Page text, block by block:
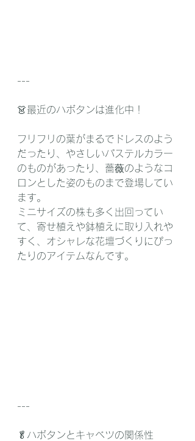
---
👗最近のハボタンは進化中！
フリフリの葉がまるでドレスのよう
だったり、やさしいパステルカラー
のものがあったり、薔薇のようなコ
ロンとした姿のものまで登場してい
ます。
ミニサイズの株も多く出回ってい
て、寄せ植えや鉢植えに取り入れや
すく、オシャレな花壇づくりにぴっ
たりのアイテムなんです。
---
🥬ハボタンとキャベツの関係性